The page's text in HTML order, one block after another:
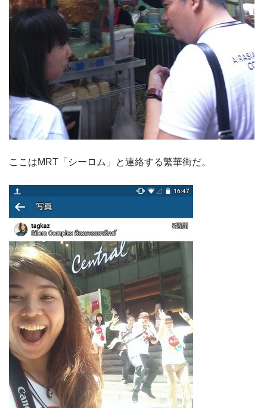
ここはMRT「シーロム」と連絡する繁華街だ。